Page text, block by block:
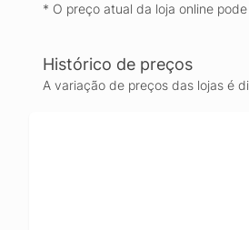
* O preço atual da loja online
Histórico de preços
A variação de preços das lojas é